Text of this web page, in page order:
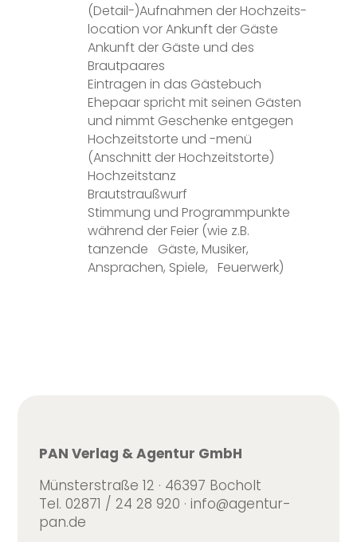
(Detail-)Aufnahmen der Hochzeits-
location vor Ankunft der Gäste
Ankunft der Gäste und des
Brautpaares
Eintragen in das Gästebuch
Ehepaar spricht mit seinen Gästen
und nimmt Geschenke entgegen
Hochzeitstorte und -menü
(Anschnitt der Hochzeitstorte)
Hochzeitstanz
Brautstraußwurf
Stimmung und Programmpunkte
während der Feier (wie z.B.
tanzende
Gäste, Musiker,
Ansprachen, Spiele, Feuerwerk)
PAN Verlag & Agentur GmbH
Münsterstraße 12 · 46397 Bocholt
Tel. 02871 / 24 28 920 · info@agentur-
pan.de